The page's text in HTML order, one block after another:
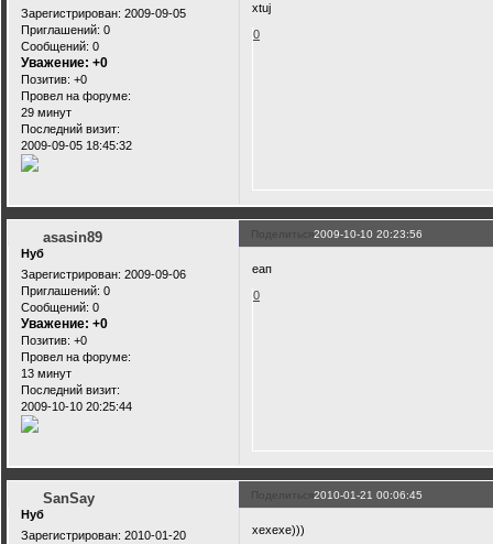
Зарегистрирован: 2009-09-05
Приглашений: 0
Сообщений: 0
Уважение: +0
Позитив: +0
Провел на форуме:
29 минут
Последний визит:
2009-09-05 18:45:32
xtuj
0
Поделиться2009-10-10 20:23:56
asasin89
Нуб
Зарегистрирован: 2009-09-06
Приглашений: 0
Сообщений: 0
Уважение: +0
Позитив: +0
Провел на форуме:
13 минут
Последний визит:
2009-10-10 20:25:44
еап
0
Поделиться2010-01-21 00:06:45
SanSay
Нуб
Зарегистрирован: 2010-01-20
хехехе)))